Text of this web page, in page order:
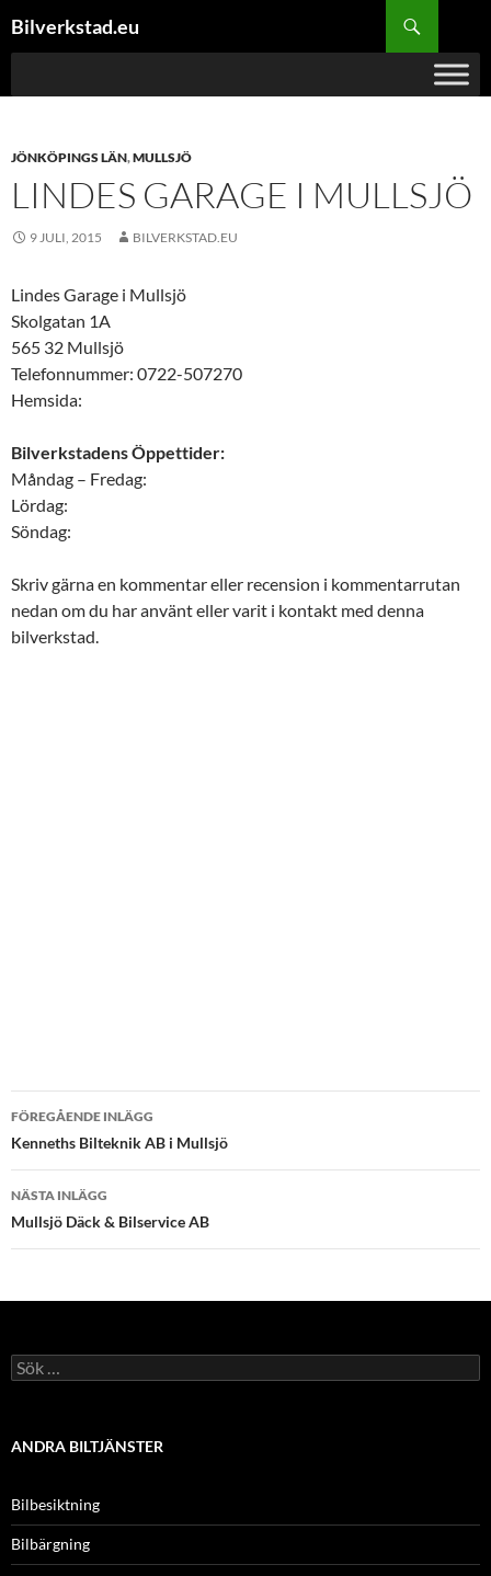
tillBilverkstad.eu
JÖNKÖPINGS LÄN,MULLSJÖ
LINDES GARAGE I MULLSJÖ
9 JULI, 2015 BILVERKSTAD.EU
Lindes Garage i Mullsjö
Skolgatan 1A
565 32 Mullsjö
Telefonnummer: 0722-507270
Hemsida:
Bilverkstadens Öppettider:
Måndag – Fredag:
Lördag:
Söndag:
Skriv gärna en kommentar eller recension i kommentarrutan
nedan om du har använt eller varit i kontakt med denna
bilverkstad.
Inläggsnavigering
FÖREGÅENDE INLÄGG
Kenneths Bilteknik AB i Mullsjö
NÄSTA INLÄGG
Mullsjö Däck & Bilservice AB
Sök
efter:
ANDRA BILTJÄNSTER
Bilbesiktning
Bilbärgning